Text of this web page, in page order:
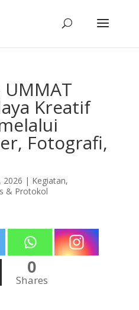
Kreatif
Fotografi,
2026 | Kegiatan,
& Protokol
0
Shares